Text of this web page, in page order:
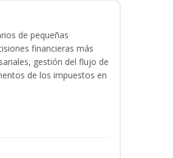
de pequeñas
financieras más
gestión del flujo de
de los impuestos en